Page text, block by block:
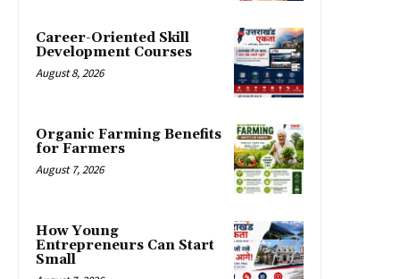
Career-Oriented Skill
Development Courses
August 8, 2026
Organic Farming Benefits
for Farmers
August 7, 2026
How Young
Entrepreneurs Can Start
Small